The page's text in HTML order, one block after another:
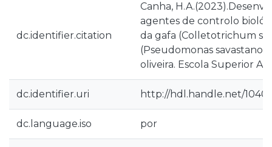
dc.identifier.citation
Canha,
agentes de controlo
da gafa (Colletotrichum
(Pseudomonas savastanoi
oliveira. Escola Superior
dc.identifier.uri http://hdl.handle.net/
dc.language.iso por